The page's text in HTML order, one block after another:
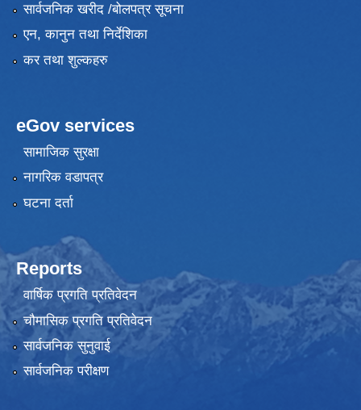
सार्वजनिक खरीद /बोलपत्र सूचना
एन, कानुन तथा निर्देशिका
कर तथा शुल्कहरु
eGov services
सामाजिक सुरक्षा
नागरिक वडापत्र
घटना दर्ता
Reports
वार्षिक प्रगति प्रतिवेदन
चौमासिक प्रगति प्रतिवेदन
सार्वजनिक सुनुवाई
सार्वजनिक परीक्षण